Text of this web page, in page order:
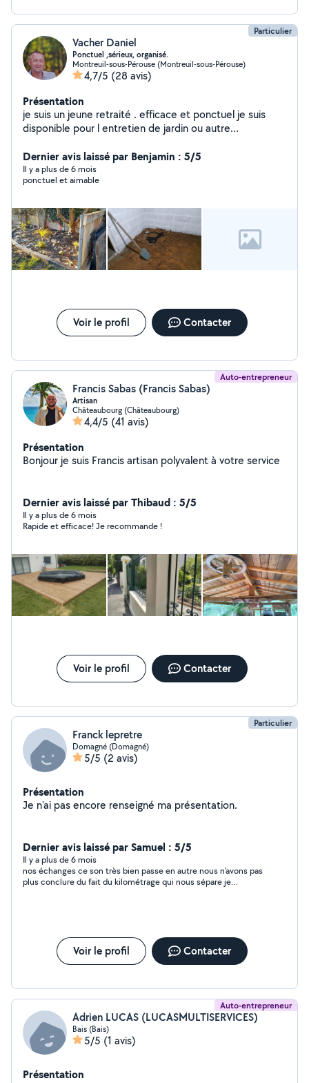
Particulier
Vacher Daniel
Ponctuel ,sérieux, organisé.
Montreuil-sous-Pérouse (Montreuil-sous-Pérouse)
4,7/5 (28 avis)
Présentation
je suis un jeune retraité . efficace et ponctuel je suis
disponible pour l entretien de jardin ou autre
Dernier avis laissé par Benjamin : 5/5
Il y a plus de 6 mois
ponctuel et aimable
Voir le profil Contacter
Auto-entrepreneur
Francis Sabas (Francis Sabas)
Artisan
Châteaubourg (Châteaubourg)
4,4/5 (41 avis)
Présentation
Bonjour je suis Francis artisan polyvalent à votre service
Dernier avis laissé par Thibaud : 5/5
Il y a plus de 6 mois
Rapide et efficace! Je recommande !
Voir le profil Contacter
Particulier
Franck lepretre
Domagné (Domagné)
5/5 (2 avis)
Présentation
Je n'ai pas encore renseigné ma présentation.
Dernier avis laissé par Samuel : 5/5
Il y a plus de 6 mois
nos échanges ce son très bien passe en autre nous n'avons pas
plus conclure du fait du kilométrage qui nous sépare je
Voir le profil Contacter
Auto-entrepreneur
Adrien LUCAS (LUCASMULTISERVICES)
Bais (Bais)
5/5 (1 avis)
Présentation